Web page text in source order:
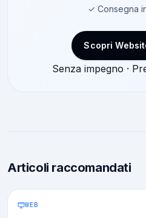
✓ Consegna
Scopri
Senza impegno ·
Articoli raccomandati
WEB